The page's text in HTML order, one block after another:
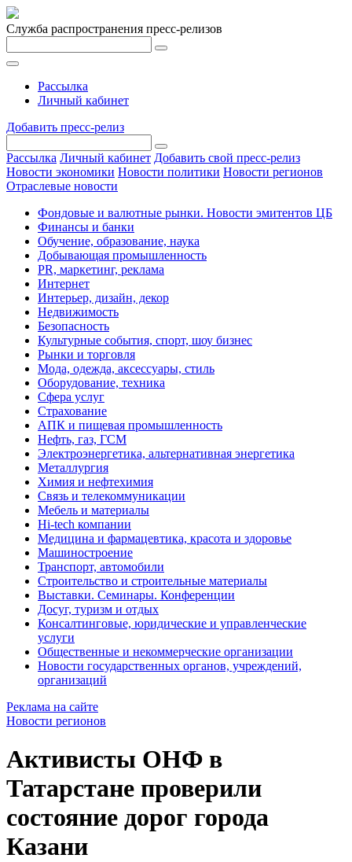
Служба распространения пресс-релизов
Рассылка
Личный кабинет
Добавить пресс-релиз
Рассылка Личный кабинет Добавить свой пресс-релиз
Новости экономики Новости политики Новости регионов
Отраслевые новости
Фондовые и валютные рынки. Новости эмитентов ЦБ
Финансы и банки
Обучение, образование, наука
Добывающая промышленность
PR, маркетинг, реклама
Интернет
Интерьер, дизайн, декор
Недвижимость
Безопасность
Культурные события, спорт, шоу бизнес
Рынки и торговля
Мода, одежда, аксессуары, стиль
Оборудование, техника
Сфера услуг
Страхование
АПК и пищевая промышленность
Нефть, газ, ГСМ
Электроэнергетика, альтернативная энергетика
Металлургия
Химия и нефтехимия
Связь и телекоммуникации
Мебель и материалы
Hi-tech компании
Медицина и фармацевтика, красота и здоровье
Машиностроение
Транспорт, автомобили
Строительство и строительные материалы
Выставки. Семинары. Конференции
Досуг, туризм и отдых
Консалтинговые, юридические и управленческие
услуги
Общественные и некоммерческие организации
Новости государственных органов, учреждений,
организаций
Реклама на сайте
Новости регионов
Активисты ОНФ в
Татарстане проверили
состояние дорог города
Казани